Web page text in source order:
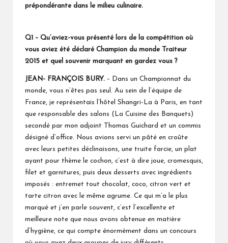
prépondérante dans le milieu culinaire.
Q1 – Qu’aviez-vous présenté lors de la compétition où
vous aviez été déclaré Champion du monde Traiteur
2015 et quel souvenir marquant en gardez vous ?
JEAN- FRANÇOIS BURY. – Dans un Championnat du
monde, vous n’êtes pas seul. Au sein de l’équipe de
France, je représentais l’hôtel Shangri-La à Paris, en tant
que responsable des salons (La Cuisine des Banquets)
secondé par mon adjoint Thomas Guichard et un commis
désigné d’office. Nous avions servi un pâté en croûte
avec leurs petites déclinaisons, une truite farcie, un plat
ayant pour thème le cochon, c’est à dire joue, cromesquis,
filet et garnitures, puis deux desserts avec ingrédients
imposés : entremet tout chocolat, coco, citron vert et
tarte citron avec le même agrume. Ce qui m’a le plus
marqué et j’en parle souvent, c’est l’excellente et
meilleure note que nous avons obtenue en matière
d’hygiène, ce qui compte énormément dans un concours